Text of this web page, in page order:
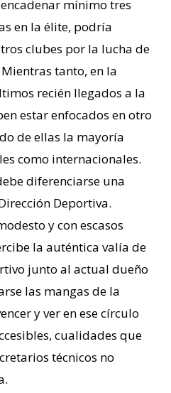
mínimo tres
en la élite, podría
clubes por la lucha de
tanto, en la
recién llegados a la
estar enfocados en otro
de ellas la mayoría
como internacionales.
diferenciarse una
Deportiva.
y con escasos
la auténtica valía de
junto al actual dueño
las mangas de la
y ver en ese círculo
cualidades que
técnicos no